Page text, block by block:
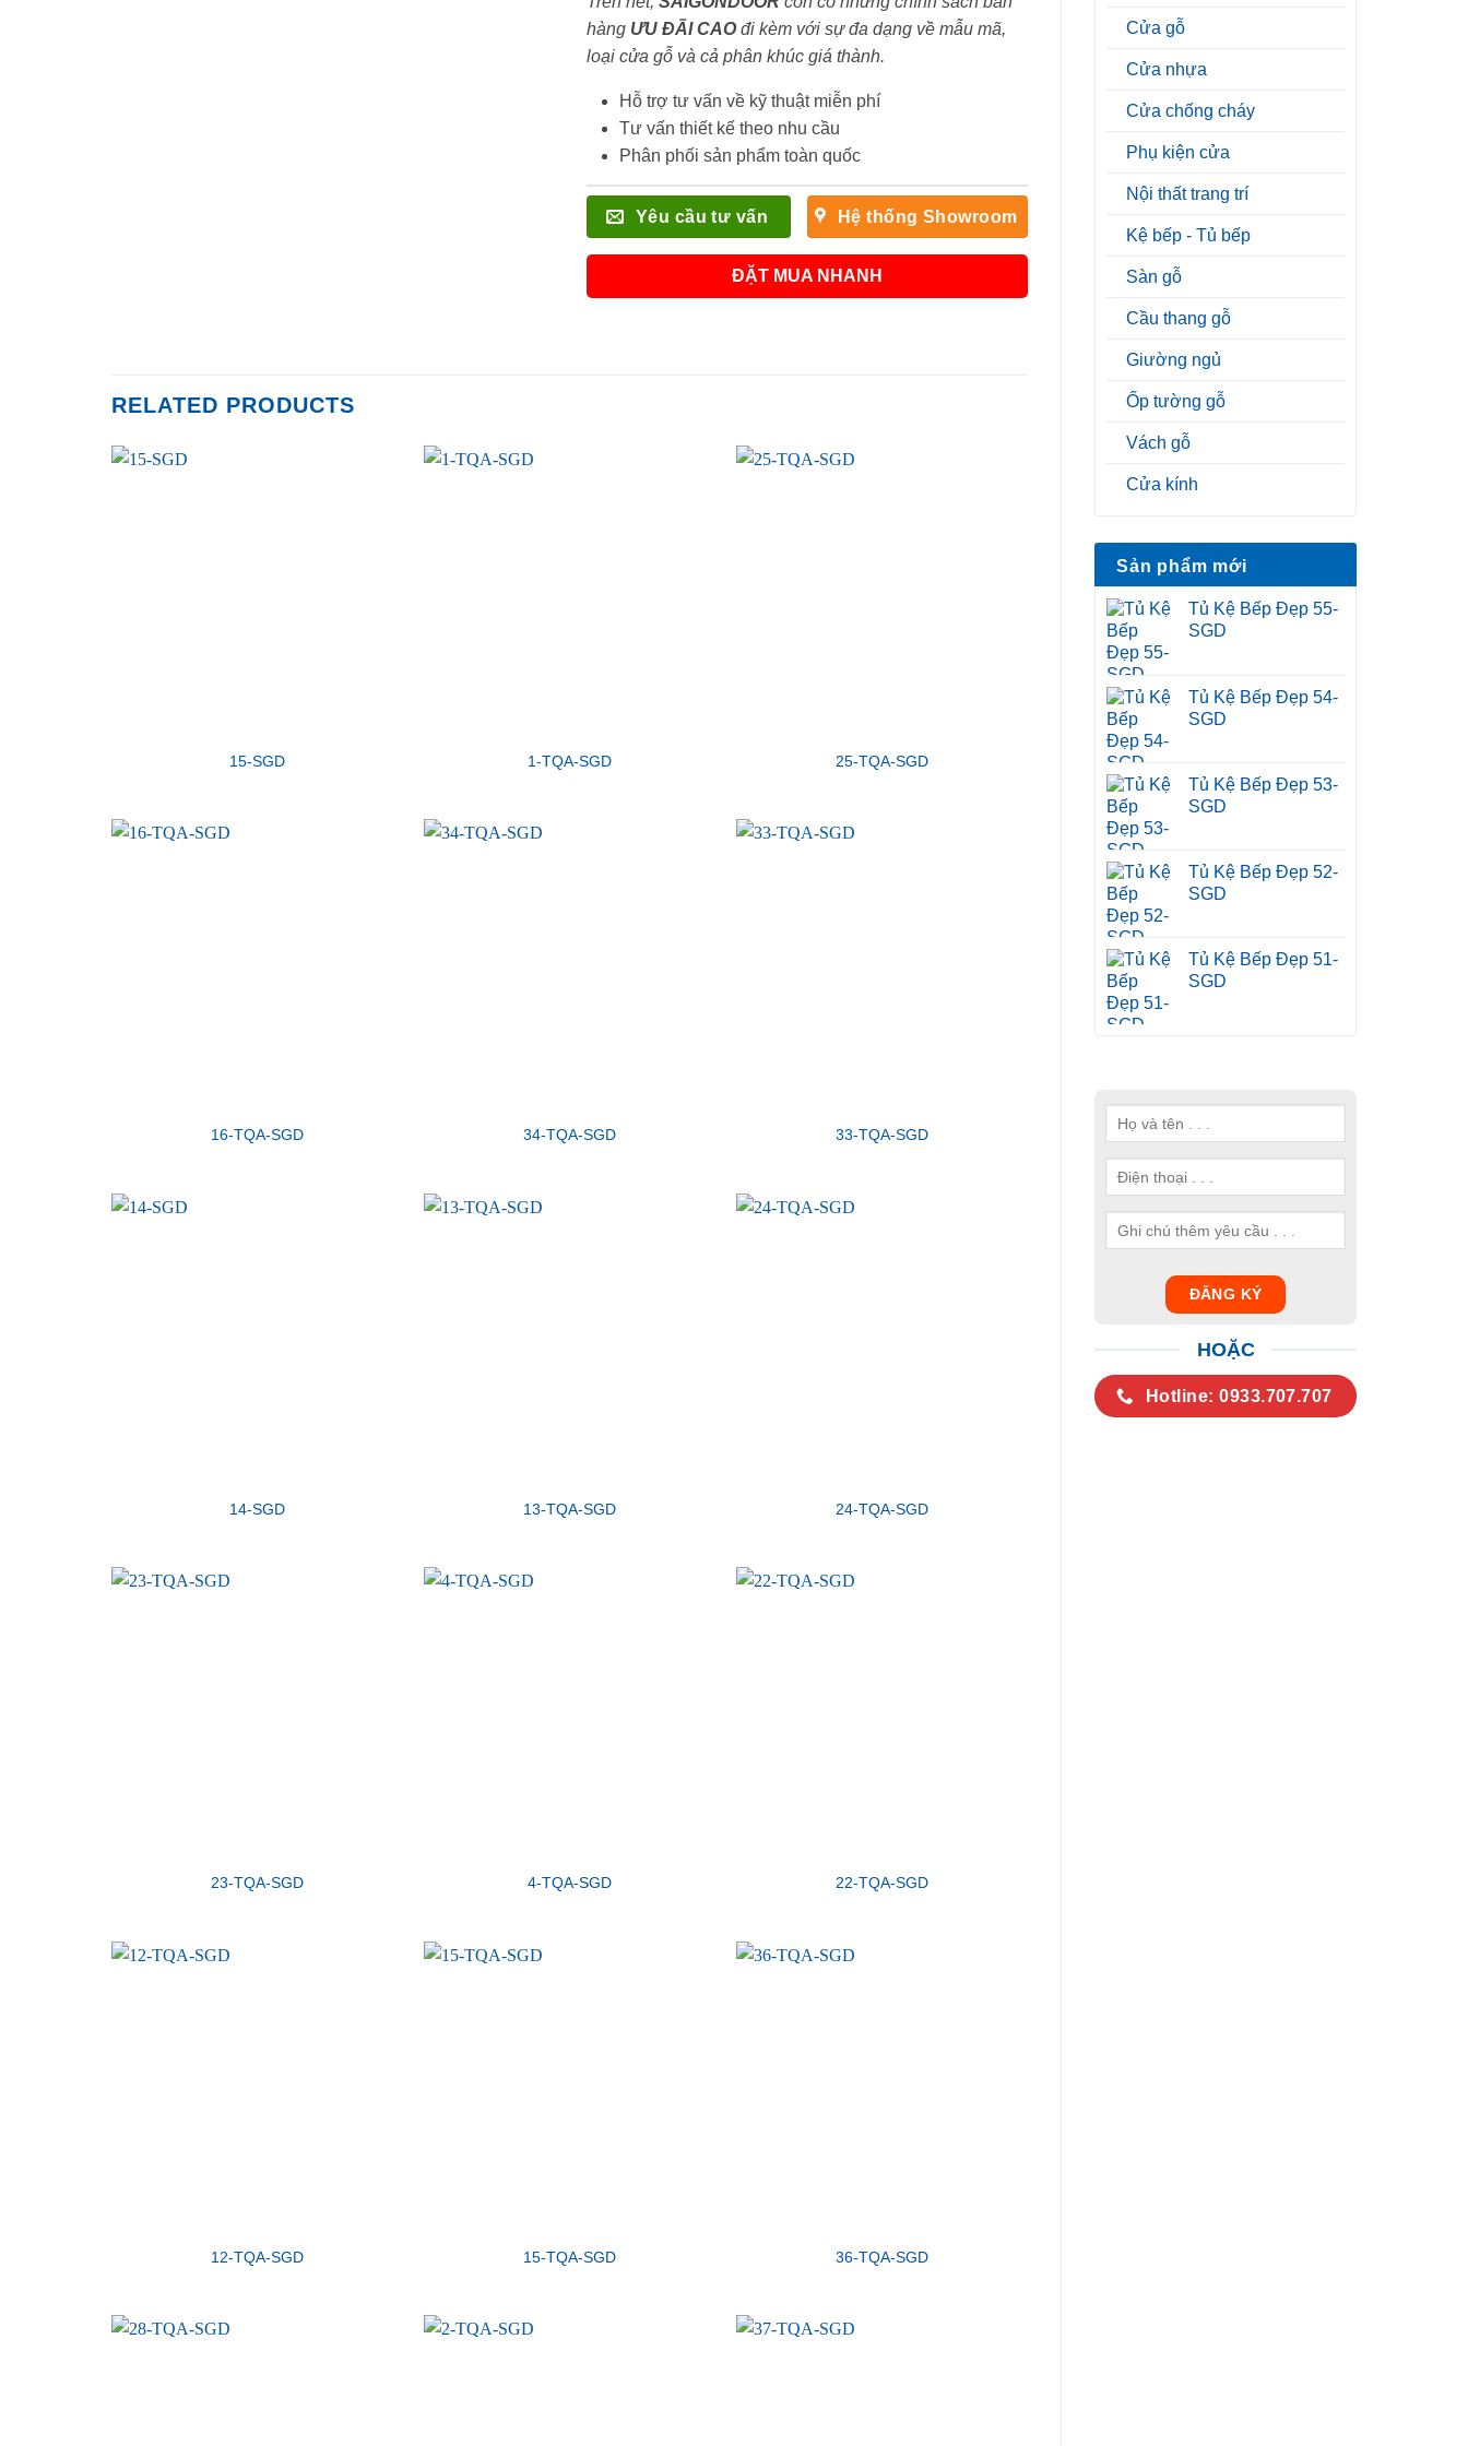
Cửa gỗ
Cửa nhựa
Cửa chống cháy
Phụ kiện cửa
Nội thất trang trí
Kệ bếp - Tủ bếp
Sàn gỗ
Cầu thang gỗ
Giường ngủ
Ốp tường gỗ
Vách gỗ
Cửa kính
Sản phẩm mới
Tủ Kệ Bếp Đẹp 55-
SGD
Tủ Kệ Bếp Đẹp 54-
SGD
Tủ Kệ Bếp Đẹp 53-
SGD
Tủ Kệ Bếp Đẹp 52-
SGD
Tủ Kệ Bếp Đẹp 51-
SGD
HOẶC
Hotline: 0933.707.707
hàng ƯU ĐÃI CAOđi kèm với sự đa dạng về mẫu mã,
loại cửa gỗ và cả phân khúc giá thành.
Hỗ trợ tư vấn về kỹ thuật miễn phí
Tư vấn thiết kế theo nhu cầu
Phân phối sản phẩm toàn quốc
Yêu cầu tư vấn Hệ thống Showroom
ĐẶT MUA NHANH
RELATED PRODUCTS
15-SGD 1-TQA-SGD 25-TQA-SGD
16-TQA-SGD 34-TQA-SGD 33-TQA-SGD
14-SGD 13-TQA-SGD 24-TQA-SGD
23-TQA-SGD 4-TQA-SGD 22-TQA-SGD
12-TQA-SGD 15-TQA-SGD 36-TQA-SGD